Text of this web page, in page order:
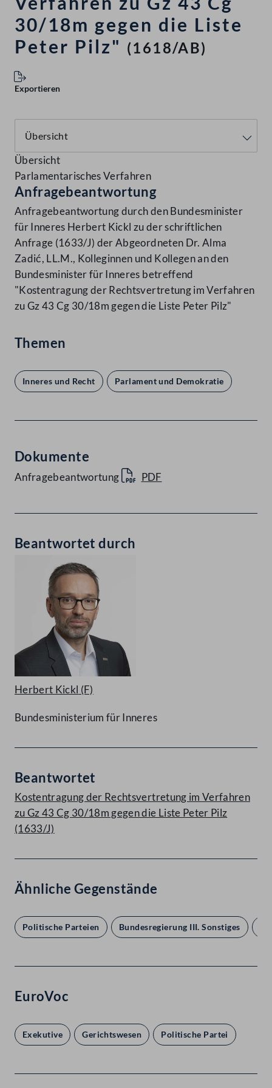
30/18m gegen die Liste
Peter Pilz" (1618/AB)
Exportieren
Übersicht
Parlamentarisches Verfahren
Anfragebeantwortung
Anfragebeantwortung durch den Bundesminister
für Inneres Herbert Kickl zu der schriftlichen
Anfrage (1633/J) der Abgeordneten Dr. Alma
Zadić, LL.M., Kolleginnen und Kollegen an den
Bundesminister für Inneres betreffend
"Kostentragung der Rechtsvertretung im Verfahren
zu Gz 43 Cg 30/18m gegen die Liste Peter Pilz"
Themen
Inneres und Recht Parlament und Demokratie
Dokumente
Anfragebeantwortung PDF
Beantwortet durch
Herbert Kickl (F)
Bundesministerium für Inneres
Beantwortet
Kostentragung der Rechtsvertretung im Verfahren
zu Gz 43 Cg 30/18m gegen die Liste Peter Pilz
(1633/J)
Ähnliche Gegenstände
Politische Parteien Bundesregierung III. Sonstiges
EuroVoc
Exekutive Gerichtswesen Politische Partei